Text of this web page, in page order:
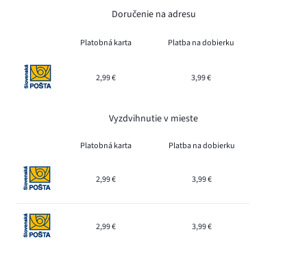
Doručenie na adresu
Platobná karta Platba na dobierku
2,99 € 3,99 €
Vyzdvihnutie v mieste
Platobná karta Platba na dobierku
2,99 € 3,99 €
2,99 € 3,99 €